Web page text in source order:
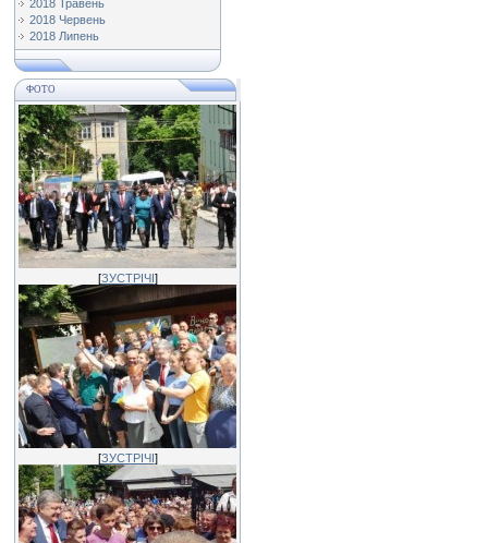
2018 Травень
2018 Червень
2018 Липень
ФОТО
[ЗУСТРІЧІ]
[ЗУСТРІЧІ]